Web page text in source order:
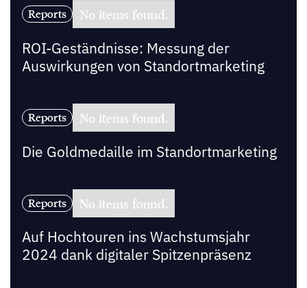
Reports No items found.
ROI-Geständnisse: Messung der
Auswirkungen von Standortmarketing
Reports No items found.
Die Goldmedaille im Standortmarketing
Reports No items found.
Auf Hochtouren ins Wachstumsjahr
2024 dank digitaler Spitzenpräsenz